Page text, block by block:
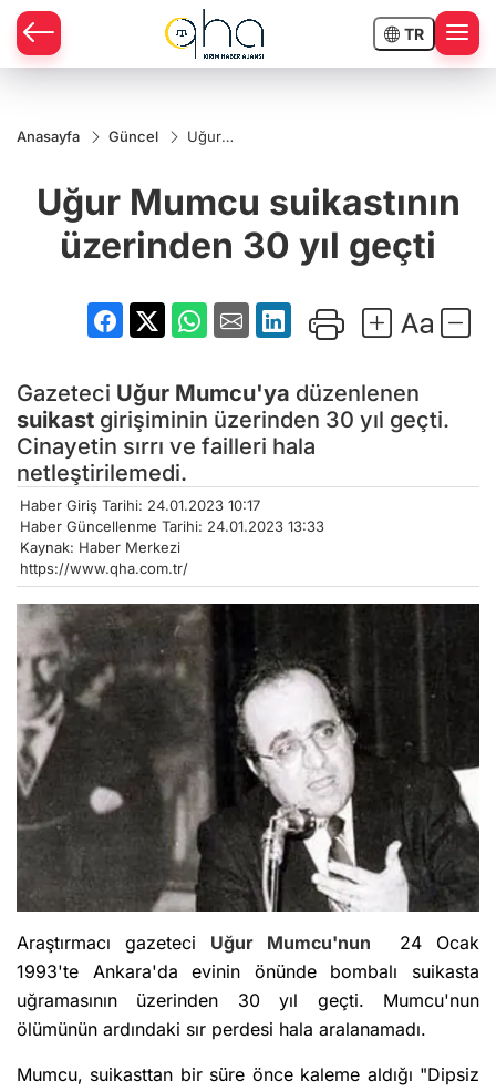
TR
Anasayfa Güncel
Uğur
30 yıl
Uğur Mumcu suikastının
üzerinden 30 yıl geçti
Gazeteci Uğur Mumcu'ya düzenlenen
suikast girişiminin üzerinden 30 yıl geçti.
Cinayetin sırrı ve failleri hala
netleştirilemedi.
Haber Giriş Tarihi: 24.01.2023 10:17
Haber Güncellenme Tarihi: 24.01.2023 13:33
Kaynak: Haber Merkezi
https://www.qha.com.tr/
Araştırmacı gazeteci Uğur Mumcu'nun 24 Ocak
1993'te Ankara'da evinin önünde bombalı suikasta
uğramasının üzerinden 30 yıl geçti. Mumcu'nun
ölümünün ardındaki sır perdesi hala aralanamadı.
Mumcu, suikasttan bir süre önce kaleme aldığı "Dipsiz